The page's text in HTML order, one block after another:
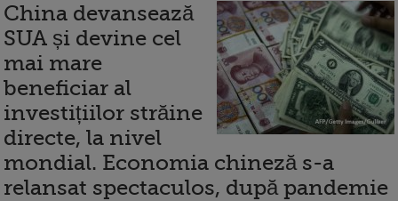
China devansează
SUA și devine cel
mai mare
beneficiar al
investițiilor străine
directe, la nivel
mondial. Economia chineză s-a
relansat spectaculos, după pandemie